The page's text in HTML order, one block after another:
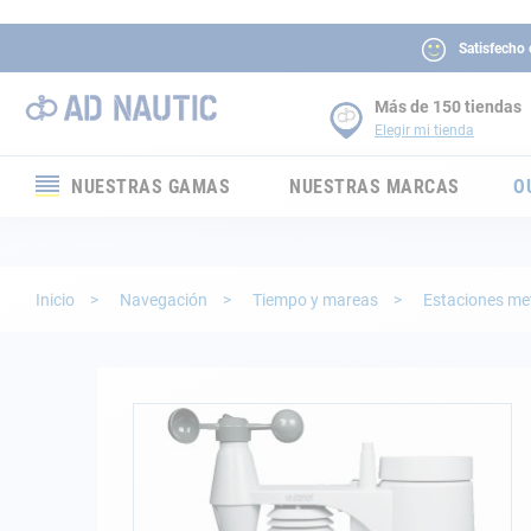
Satisfecho
Más de 150 tiendas
Elegir mi tienda
NUESTRAS GAMAS
Electricidad
NUESTRAS MARCAS
Inicio Navegación Tiempo y mareas Estaciones
Saltar